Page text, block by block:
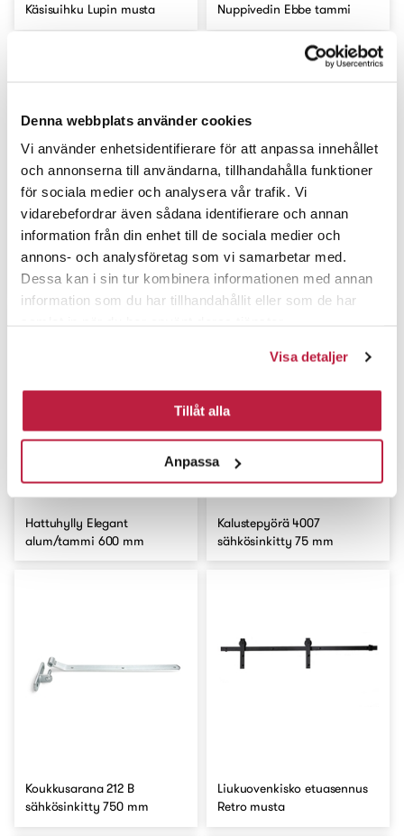
Denna webbplats använder cookies
Vi använder enhetsidentifierare för att anpassa innehållet
och annonserna till användarna, tillhandahålla funktioner
för sociala medier och analysera vår trafik. Vi
vidarebefordrar även sådana identifierare och annan
information från din enhet till de sociala medier och
annons- och analysföretag som vi samarbetar med.
Dessa kan i sin tur kombinera informationen med annan
information som du har tillhandahållit eller som de har
Visa detaljer
Tillåt alla
Anpassa
Käsisuihku Lupin musta Nuppivedin Ebbe tammi
Ovikello Nordic valkoinen Kalustevedin Molly musta
Hattuhylly Elegant
alum/tammi 600 mm
Kalustepyörä 4007
sähkösinkitty 75 mm
Koukkusarana 212 B
sähkösinkitty 750 mm
Liukuovenkisko etuasennus
Retro musta